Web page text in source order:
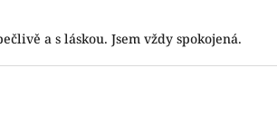
a s láskou. Jsem vždy spokojená.